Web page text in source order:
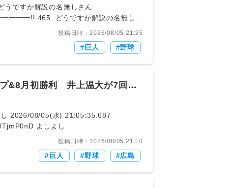
投稿日時：2026/08/05 21:25
巨人 野球
プ&8月初勝利 井上温大が7回無
ID:HlTjmP0nD よしよし
投稿日時：2026/08/05 21:10
巨人 野球 広島